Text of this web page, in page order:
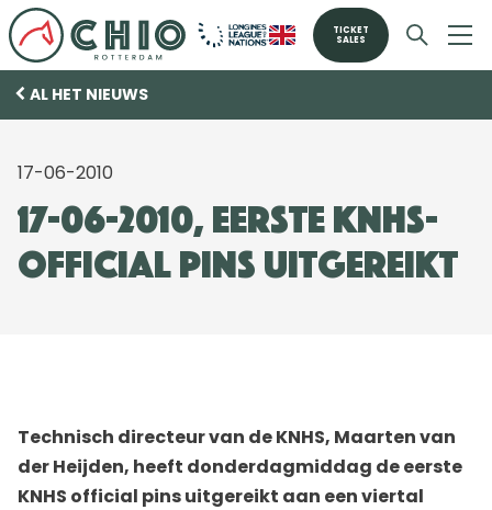
TICKET
SALES
AL HET NIEUWS
17-06-2010
17-06-2010, Eerste KNHS-
official pins uitgereikt
Technisch directeur van de KNHS, Maarten van
der Heijden, heeft donderdagmiddag de eerste
KNHS official pins uitgereikt aan een viertal